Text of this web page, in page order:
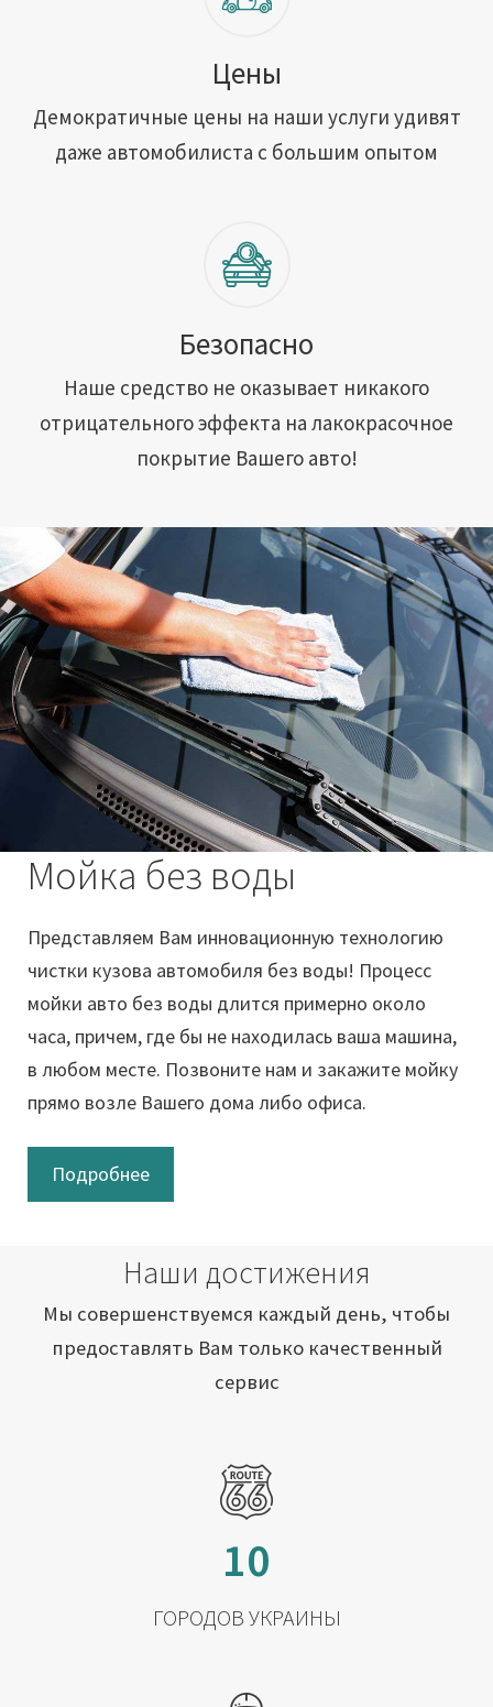
Цены
Демократичные цены на наши услуги удивят
даже автомобилиста с большим опытом
Безопасно
Наше средство не оказывает никакого
отрицательного эффекта на лакокрасочное
покрытие Вашего авто!
Мойка без воды
Представляем Вам инновационную технологию
чистки кузова автомобиля без воды! Процесс
мойки авто без воды длится примерно около
часа, причем, где бы не находилась ваша машина,
в любом месте. Позвоните нам и закажите мойку
прямо возле Вашего дома либо офиса.
Подробнее
Наши достижения
Мы совершенствуемся каждый день, чтобы
предоставлять Вам только качественный
сервис
10
ГОРОДОВ УКРАИНЫ